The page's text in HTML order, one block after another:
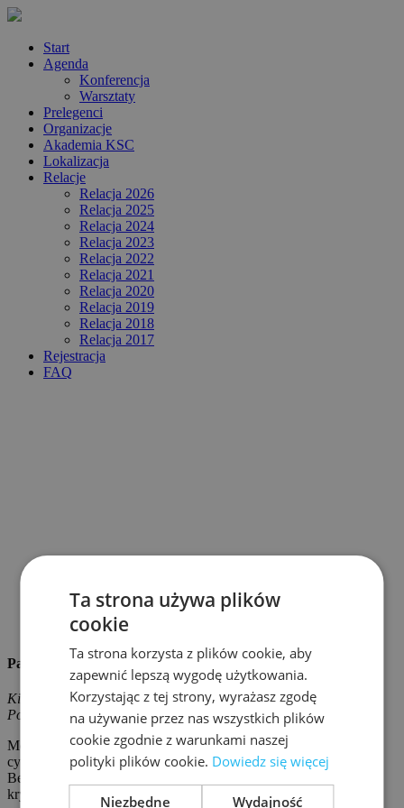
Start
Agenda
Konferencja
Warsztaty
Prelegenci
Organizacje
Akademia KSC
Lokalizacja
Relacje
Relacja 2026
Relacja 2025
Relacja 2024
Relacja 2023
Relacja 2022
Relacja 2021
Relacja 2020
Relacja 2019
Relacja 2018
Relacja 2017
Rejestracja
FAQ
Paweł Małecki
Kierownik Działu Standardów i Polityk Cyberbezpieczeństwa ,
Poczta Polska
Menadżer procesów w Dziale standardów i polityk
cyberbezpieczeństwa. Uczestnik projektów w obszarze
Bezpieczeństwa informacji, ciągłości działania, zarządzania
kryzysowego, budowy świadomości cyberbezpieczeństwa.
Ta strona używa plików
cookie
Ta strona korzysta z plików cookie, aby
zapewnić lepszą wygodę użytkowania.
Korzystając z tej strony, wyrażasz zgodę
na używanie przez nas wszystkich plików
cookie zgodnie z warunkami naszej
polityki plików cookie. Dowiedz się więcej
Niezbędne Wydajność